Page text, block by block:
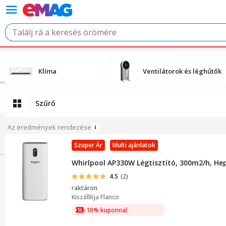
Klíma Ventilátorok és léghűtők
Szűrő
Az eredmények rendezése
Multi ajánlatok
Szuper Ár
Whirlpool AP330W Légtisztító, 300m2/h,
4.5 (2)
raktáron
Kiszállítja Flanco
-10% kuponnal